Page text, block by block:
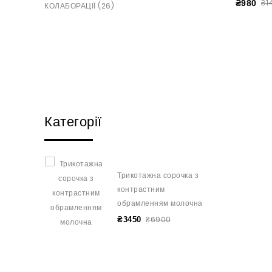
КОЛАБОРАЦІЇ (26)
Категорії
Трикотажна сорочка з
контрастним
обрамленням молочна
₴3450 ₴6900
₴980